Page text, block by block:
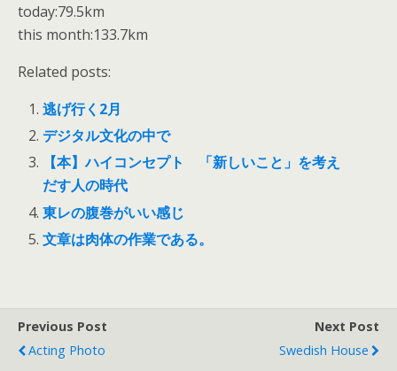
today:79.5km
this month:133.7km
Related posts:
逃げ行く2月
デジタル文化の中で
【本】ハイコンセプト 「新しいこと」を考え
だす人の時代
東レの腹巻がいい感じ
文章は肉体の作業である。
Previous Post
Acting Photo
Next Post
Swedish House